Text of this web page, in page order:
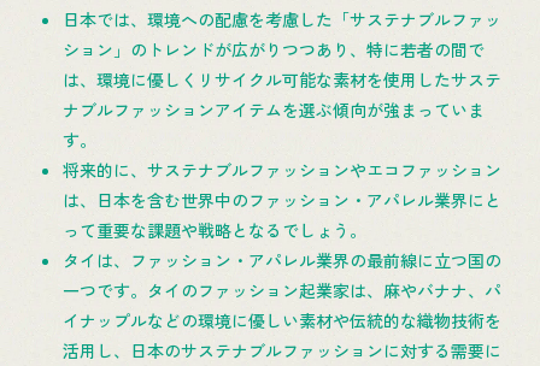
日本では、環境への配慮を考慮した「サステナブルファッ
ション」のトレンドが広がりつつあり、特に若者の間で
は、環境に優しくリサイクル可能な素材を使用したサステ
ナブルファッションアイテムを選ぶ傾向が強まっていま
す。
将来的に、サステナブルファッションやエコファッション
は、日本を含む世界中のファッション・アパレル業界にと
って重要な課題や戦略となるでしょう。
タイは、ファッション・アパレル業界の最前線に立つ国の
一つです。タイのファッション起業家は、麻やバナナ、パ
イナップルなどの環境に優しい素材や伝統的な織物技術を
活用し、日本のサステナブルファッションに対する需要に